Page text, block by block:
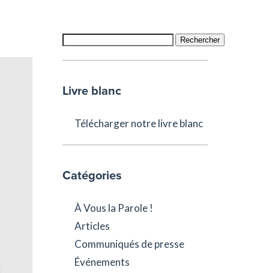
Rechercher
Livre blanc
Télécharger notre livre blanc
Catégories
À Vous la Parole !
Articles
Communiqués de presse
Événements